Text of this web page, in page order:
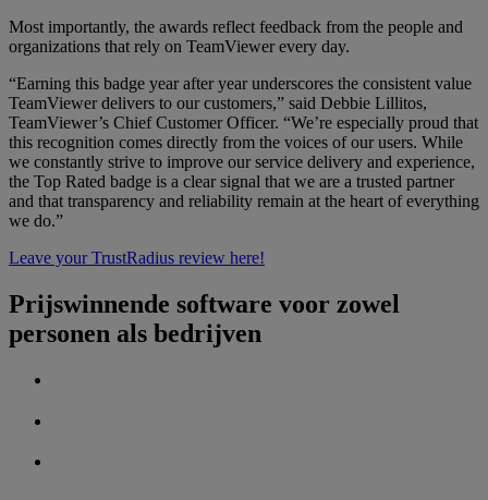
Most importantly, the awards reflect feedback from the people and
organizations that rely on TeamViewer every day.
“Earning this badge year after year underscores the consistent value
TeamViewer delivers to our customers,” said Debbie Lillitos,
TeamViewer’s Chief Customer Officer. “We’re especially proud that
this recognition comes directly from the voices of our users. While
we constantly strive to improve our service delivery and experience,
the Top Rated badge is a clear signal that we are a trusted partner
and that transparency and reliability remain at the heart of everything
we do.”
Leave your TrustRadius review here!
Prijswinnende software voor zowel
personen als bedrijven